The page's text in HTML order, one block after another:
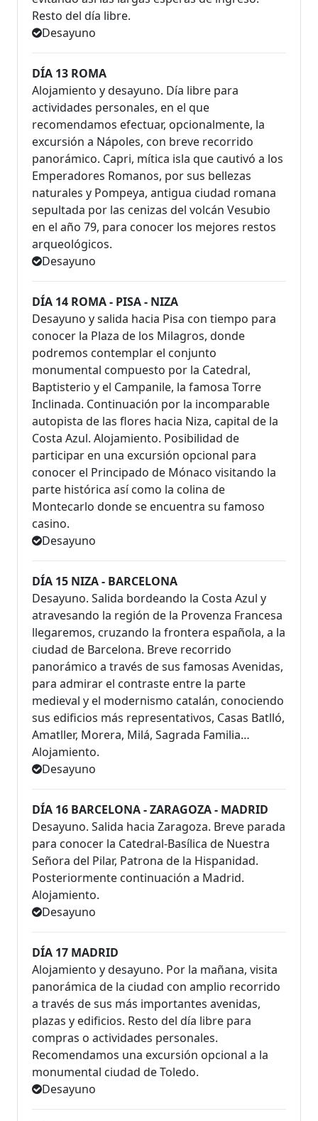
Resto del día libre.
Desayuno
DÍA 13 ROMA
Alojamiento y desayuno. Día libre para
actividades personales, en el que
recomendamos efectuar, opcionalmente, la
excursión a Nápoles, con breve recorrido
panorámico. Capri, mítica isla que cautivó a los
Emperadores Romanos, por sus bellezas
naturales y Pompeya, antigua ciudad romana
sepultada por las cenizas del volcán Vesubio
en el año 79, para conocer los mejores restos
arqueológicos.
Desayuno
DÍA 14 ROMA - PISA - NIZA
Desayuno y salida hacia Pisa con tiempo para
conocer la Plaza de los Milagros, donde
podremos contemplar el conjunto
monumental compuesto por la Catedral,
Baptisterio y el Campanile, la famosa Torre
Inclinada. Continuación por la incomparable
autopista de las flores hacia Niza, capital de la
Costa Azul. Alojamiento. Posibilidad de
participar en una excursión opcional para
conocer el Principado de Mónaco visitando la
parte histórica así como la colina de
Montecarlo donde se encuentra su famoso
casino.
Desayuno
DÍA 15 NIZA - BARCELONA
Desayuno. Salida bordeando la Costa Azul y
atravesando la región de la Provenza Francesa
llegaremos, cruzando la frontera española, a la
ciudad de Barcelona. Breve recorrido
panorámico a través de sus famosas Avenidas,
para admirar el contraste entre la parte
medieval y el modernismo catalán, conociendo
sus edificios más representativos, Casas Batlló,
Amatller, Morera, Milá, Sagrada Familia…
Alojamiento.
Desayuno
DÍA 16 BARCELONA - ZARAGOZA - MADRID
Desayuno. Salida hacia Zaragoza. Breve parada
para conocer la Catedral-Basílica de Nuestra
Señora del Pilar, Patrona de la Hispanidad.
Posteriormente continuación a Madrid.
Alojamiento.
Desayuno
DÍA 17 MADRID
Alojamiento y desayuno. Por la mañana, visita
panorámica de la ciudad con amplio recorrido
a través de sus más importantes avenidas,
plazas y edificios. Resto del día libre para
compras o actividades personales.
Recomendamos una excursión opcional a la
monumental ciudad de Toledo.
Desayuno